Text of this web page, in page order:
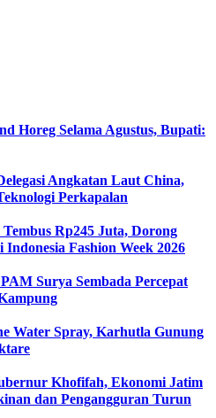
Horeg Selama Agustus, Bupati:
Angkatan Laut China,
Perkapalan
Rp245 Juta, Dorong
Fashion Week 2026
Surya Sembada Percepat
Water Spray, Karhutla Gunung
Khofifah, Ekonomi Jatim
dan Pengangguran Turun